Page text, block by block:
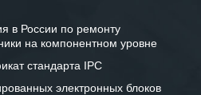
партнерские
и искренне желаем
компании «555» долгих
и процветания.
в России по ремонту
на компонентном уровне
стандарта IPC
электронных блоков